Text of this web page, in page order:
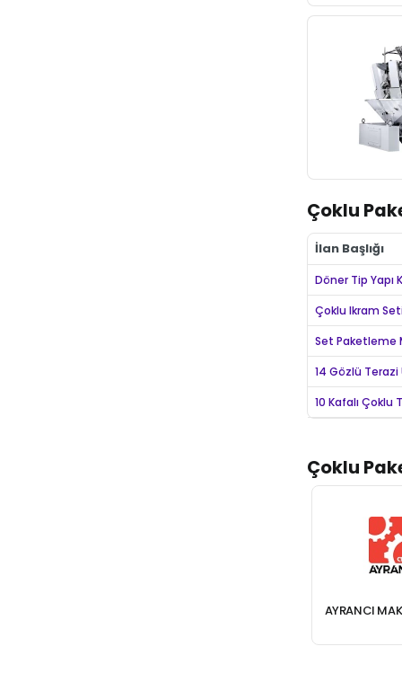
Çoklu
İlan Başlığı
Döner Tip Yapı
Çoklu Ikram
Set Paketleme
14 Gözlü
10 Kafalı Çoklu
Çoklu
AYRANCI